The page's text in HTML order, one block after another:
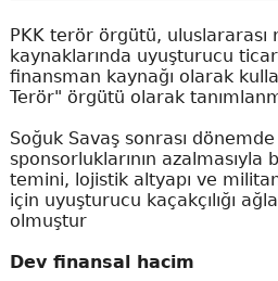
PKK terör örgütü,
kaynaklarında uyuşturucu
finansman kaynağı olarak
Terör" örgütü olarak
Soğuk Savaş sonrası
sponsorluklarının azalmasıyla
temini, lojistik altyapı ve
için uyuşturucu kaçakçılığı
olmuştur
Dev finansal hacim